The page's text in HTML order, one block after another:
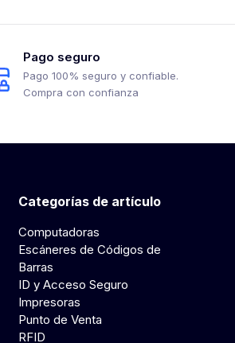
Pago seguro
Pago 100% seguro y confiable.
Compra con confianza
Categorías de artículo
Computadoras
Escáneres de Códigos de
Barras
ID y Acceso Seguro
Impresoras
Punto de Venta
RFID